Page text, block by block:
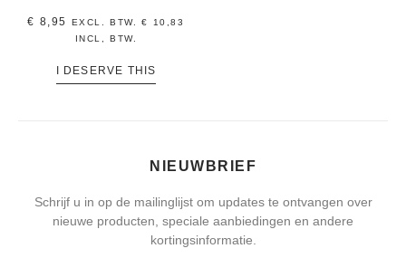
€ 8,95 EXCL. BTW.€
10,83
INCL, BTW.
I DESERVE THIS
NIEUWBRIEF
Schrijf u in op de mailinglijst om updates te ontvangen over
nieuwe producten, speciale aanbiedingen en andere
kortingsinformatie.